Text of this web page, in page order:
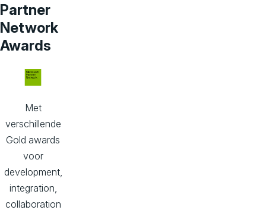
Partner
Network
Awards
Met
verschillende
Gold awards
voor
development,
integration,
collaboration